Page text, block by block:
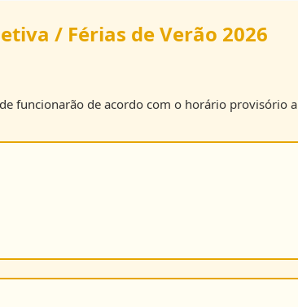
/ Férias de Verão 2026
funcionarão de acordo com o horário provisório